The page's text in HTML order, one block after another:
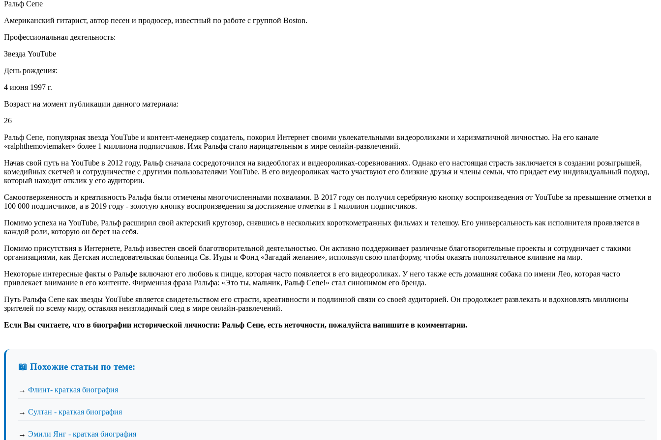
Ральф Сепе
Американский гитарист, автор песен и продюсер, известный по работе с группой Boston.
Профессиональная деятельность:
Звезда YouTube
День рождения:
4 июня 1997 г.
Возраст на момент публикации данного материала:
26
Ральф Сепе, популярная звезда YouTube и контент-менеджер создатель, покорил Интернет своими увлекательными видеороликами и харизматичной личностью. На его канале
«ralphthemoviemaker» более 1 миллиона подписчиков. Имя Ральфа стало нарицательным в мире онлайн-развлечений.
Начав свой путь на YouTube в 2012 году, Ральф сначала сосредоточился на видеоблогах и видеороликах-соревнованиях. Однако его настоящая страсть заключается в создании розыгрышей,
комедийных скетчей и сотрудничестве с другими пользователями YouTube. В его видеороликах часто участвуют его близкие друзья и члены семьи, что придает ему индивидуальный подход,
который находит отклик у его аудитории.
Самоотверженность и креативность Ральфа были отмечены многочисленными похвалами. В 2017 году он получил серебряную кнопку воспроизведения от YouTube за превышение отметки в
100 000 подписчиков, а в 2019 году - золотую кнопку воспроизведения за достижение отметки в 1 миллион подписчиков.
Помимо успеха на YouTube, Ральф расширил свой актерский кругозор, снявшись в нескольких короткометражных фильмах и телешоу. Его универсальность как исполнителя проявляется в
каждой роли, которую он берет на себя.
Помимо присутствия в Интернете, Ральф известен своей благотворительной деятельностью. Он активно поддерживает различные благотворительные проекты и сотрудничает с такими
организациями, как Детская исследовательская больница Св. Иуды и Фонд «Загадай желание», используя свою платформу, чтобы оказать положительное влияние на мир.
Некоторые интересные факты о Ральфе включают его любовь к пицце, которая часто появляется в его видеороликах. У него также есть домашняя собака по имени Лео, которая часто
привлекает внимание в его контенте. Фирменная фраза Ральфа: «Это ты, мальчик, Ральф Сепе!» стал синонимом его бренда.
Путь Ральфа Сепе как звезды YouTube является свидетельством его страсти, креативности и подлинной связи со своей аудиторией. Он продолжает развлекать и вдохновлять миллионы
зрителей по всему миру, оставляя неизгладимый след в мире онлайн-развлечений.
Если Вы считаете, что в биографии исторической личности: Ральф Сепе, есть неточности, пожалуйста напишите в комментарии.
📖 Похожие статьи по теме:
→ Флинт- краткая биография
→ Султан - краткая биография
→ Эмили Янг - краткая биография